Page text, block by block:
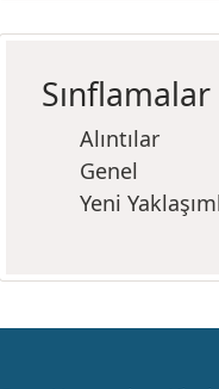
Sınflamalar
Alıntılar
Genel
Yeni